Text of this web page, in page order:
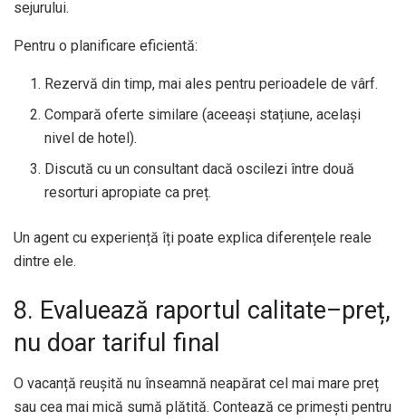
sejurului.
Pentru o planificare eficientă:
Rezervă din timp, mai ales pentru perioadele de vârf.
Compară oferte similare (aceeași stațiune, același
nivel de hotel).
Discută cu un consultant dacă oscilezi între două
resorturi apropiate ca preț.
Un agent cu experiență îți poate explica diferențele reale
dintre ele.
8. Evaluează raportul calitate–preț,
nu doar tariful final
O vacanță reușită nu înseamnă neapărat cel mai mare preț
sau cea mai mică sumă plătită. Contează ce primești pentru